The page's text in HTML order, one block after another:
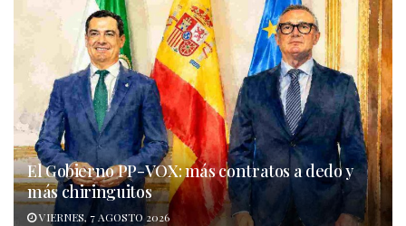
El Gobierno PP-VOX: más contratos a dedo y
más chiringuitos
VIERNES, 7 AGOSTO 2026